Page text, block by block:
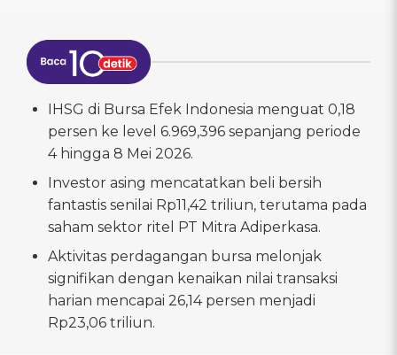
IHSG di Bursa Efek Indonesia menguat 0,18
persen ke level 6.969,396 sepanjang periode
4 hingga 8 Mei 2026.
Investor asing mencatatkan beli bersih
fantastis senilai Rp11,42 triliun, terutama pada
saham sektor ritel PT Mitra Adiperkasa.
Aktivitas perdagangan bursa melonjak
signifikan dengan kenaikan nilai transaksi
harian mencapai 26,14 persen menjadi
Rp23,06 triliun.